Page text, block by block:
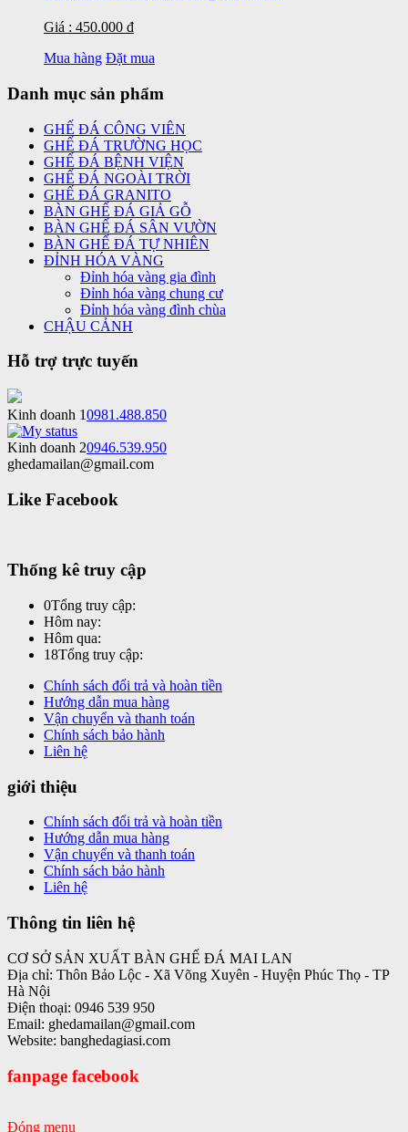
Giá : 450.000 đ
Mua hàng Đặt mua
Danh mục sản phẩm
GHẾ ĐÁ CÔNG VIÊN
GHẾ ĐÁ TRƯỜNG HỌC
GHẾ ĐÁ BỆNH VIỆN
GHẾ ĐÁ NGOÀI TRỜI
GHẾ ĐÁ GRANITO
BÀN GHẾ ĐÁ GIẢ GỖ
BÀN GHẾ ĐÁ SÂN VƯỜN
BÀN GHẾ ĐÁ TỰ NHIÊN
ĐỈNH HÓA VÀNG
Đỉnh hóa vàng gia đình
Đỉnh hóa vàng chung cư
Đỉnh hóa vàng đình chùa
CHẬU CẢNH
Hỗ trợ trực tuyến
Kinh doanh 10981.488.850
Kinh doanh 20946.539.950
ghedamailan@gmail.com
Like Facebook
Thống kê truy cập
0Tổng truy cập:
Hôm nay:
Hôm qua:
18Tổng truy cập:
Chính sách đổi trả và hoàn tiền
Hướng dẫn mua hàng
Vận chuyển và thanh toán
Chính sách bảo hành
Liên hệ
giới thiệu
Chính sách đổi trả và hoàn tiền
Hướng dẫn mua hàng
Vận chuyển và thanh toán
Chính sách bảo hành
Liên hệ
Thông tin liên hệ
CƠ SỞ SẢN XUẤT BÀN GHẾ ĐÁ MAI LAN
Địa chỉ: Thôn Bảo Lộc - Xã Võng Xuyên - Huyện Phúc Thọ - TP
Hà Nội
Điện thoại: 0946 539 950
Email: ghedamailan@gmail.com
Website: banghedagiasi.com
fanpage facebook
Đóng menu